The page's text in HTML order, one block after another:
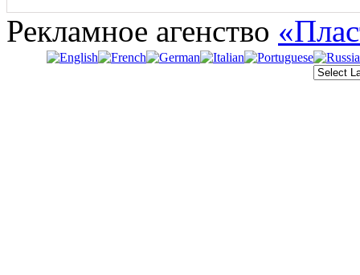
Рекламное агенство